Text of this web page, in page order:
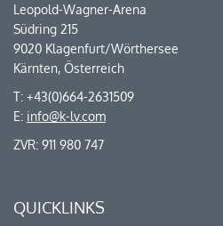
Leopold-Wagner-Arena
Südring 215
9020 Klagenfurt/Wörthersee
Kärnten, Österreich
T: +43(0)664-2631509
E: info@k-lv.com
ZVR: 911 980 747
QUICKLINKS